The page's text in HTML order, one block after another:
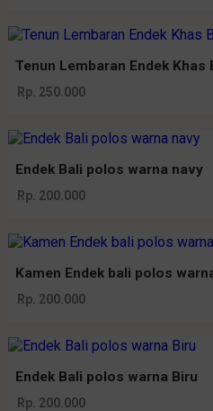
Tenun Lembaran Endek Khas
Rp. 250.000
Endek Bali polos warna navy
Rp. 200.000
Kamen Endek bali polos
Rp. 200.000
Endek Bali polos warna Biru
Rp. 200.000